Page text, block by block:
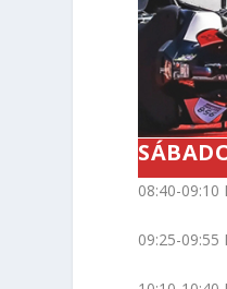
08:40-
09:25-